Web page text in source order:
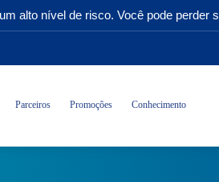
alto nível de risco. Você pode perder
Parceiros Promoções Conhecimento